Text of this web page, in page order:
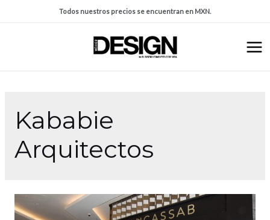
Todos nuestros precios se encuentran en MXN.
Kababie
Arquitectos